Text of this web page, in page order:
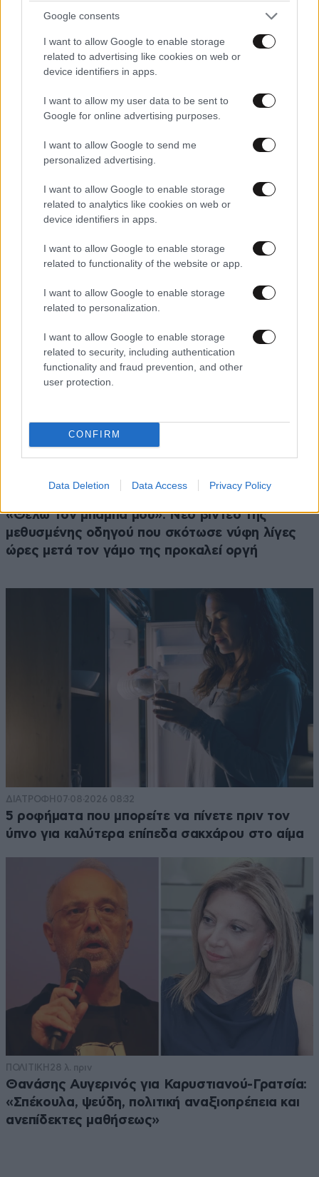
Google consents
I want to allow Google to enable storage
related to advertising like cookies on web or
device identifiers in apps.
I want to allow my user data to be sent to
Google for online advertising purposes.
I want to allow Google to send me
personalized advertising.
I want to allow Google to enable storage
related to analytics like cookies on web or
device identifiers in apps.
I want to allow Google to enable storage
related to functionality of the website or app.
I want to allow Google to enable storage
related to personalization.
I want to allow Google to enable storage
related to security, including authentication
functionality and fraud prevention, and other
user protection.
CONFIRM
Data Deletion Data Access Privacy Policy
ΕΛΛΑΔΑ1 ω. πριν
Τροχαίο δυστύχημα στις Σέρρες:
Πραγματογνώμονας ρίχνει φως στα αίτια της
τραγωδίας – «Κάποια απόσπαση προσοχής,
ίσως μίλησε στο κινητό»
«Θέλω τον μπαμπά μου»: Νέο βίντεο της
μεθυσμένης οδηγού που σκότωσε νύφη λίγες
ώρες μετά τον γάμο της προκαλεί οργή
ΔΙΑΤΡΟΦΗ 07·08·2026 08:32
5 ροφήματα που μπορείτε να πίνετε πριν τον
ύπνο για καλύτερα επίπεδα σακχάρου στο αίμα
ΠΟΛΙΤΙΚΗ 28 λ. πριν
Θανάσης Αυγερινός για Καρυστιανού-Γρατσία:
«Σπέκουλα, ψεύδη, πολιτική αναξιοπρέπεια και
ανεπίδεκτες μαθήσεως»